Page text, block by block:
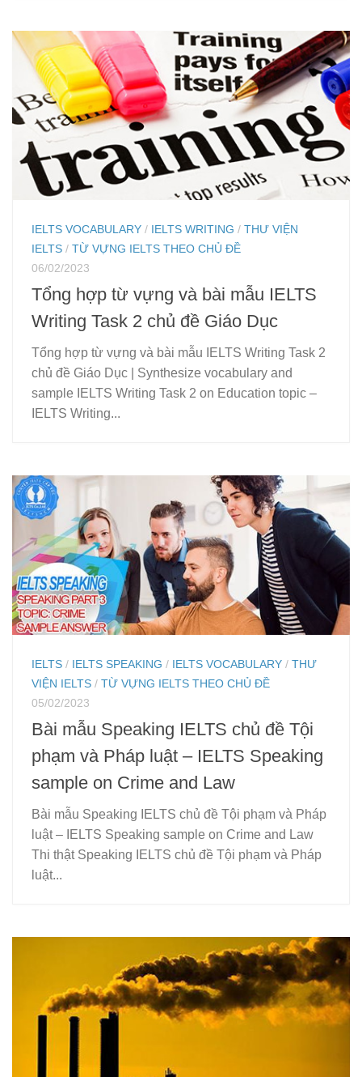
IELTS VOCABULARY / IELTS WRITING / THƯ VIỆN
IELTS / TỪ VỰNG IELTS THEO CHỦ ĐỀ
06/02/2023
Tổng hợp từ vựng và bài mẫu IELTS
Writing Task 2 chủ đề Giáo Dục
Tổng hợp từ vựng và bài mẫu IELTS Writing Task 2
chủ đề Giáo Dục | Synthesize vocabulary and
sample IELTS Writing Task 2 on Education topic –
IELTS Writing...
IELTS / IELTS SPEAKING / IELTS VOCABULARY / THƯ
VIỆN IELTS / TỪ VỰNG IELTS THEO CHỦ ĐỀ
05/02/2023
Bài mẫu Speaking IELTS chủ đề Tội
phạm và Pháp luật – IELTS Speaking
sample on Crime and Law
Bài mẫu Speaking IELTS chủ đề Tội phạm và Pháp
luật – IELTS Speaking sample on Crime and Law
Thi thật Speaking IELTS chủ đề Tội phạm và Pháp
luật...